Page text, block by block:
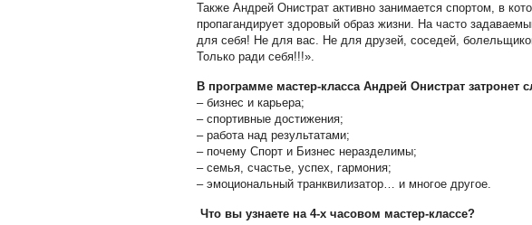
Также Андрей Онистрат активно занимается спортом, в
пропагандирует здоровый образ жизни. На часто
для себя! Не для вас. Не для друзей, соседей,
Только ради себя!!!».
В программе мастер-класса Андрей Онистрат затронет
– бизнес и карьера;
– спортивные достижения;
– работа над результатами;
– почему Спорт и Бизнес неразделимы;
– семья, счастье, успех, гармония;
– эмоциональный транквилизатор… и многое другое.
Что вы узнаете на 4-х часовом мастер-классе?